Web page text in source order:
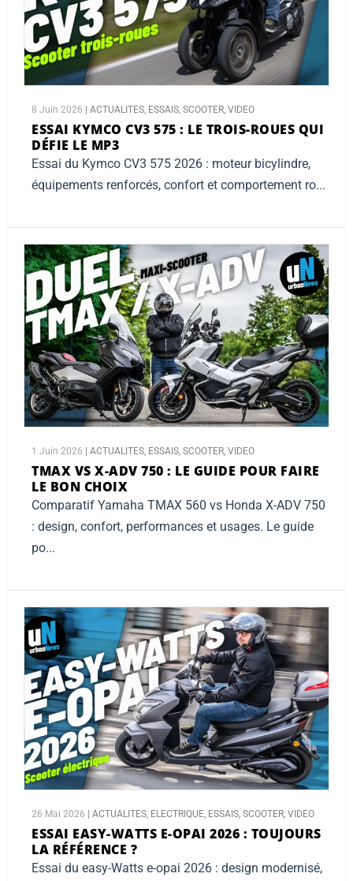
8 Juin 2026 | ACTUALITES ESSAIS SCOOTER VIDEO
ESSAI KYMCO CV3 575 : LE TROIS-ROUES QUI
DÉFIE LE MP3
Essai du Kymco CV3 575 2026 : moteur bicylindre,
équipements renforcés, confort et comportement ro...
1 Juin 2026 ACTUALITES, ESSAIS, SCOOTER, VIDEO
TMAX VS X-ADV 750 : LE GUIDE POUR FAIRE
LE BON CHOIX
Comparatif Yamaha TMAX 560 vs Honda X-ADV 750
: design, confort, performances et usages. Le guide
po...
26 Mai 2026 ACTUALITES, ELECTRIQUE, ESSAIS, SCOOTER, VIDEO
ESSAI EASY-WATTS E-OPAI 2026 : TOUJOURS
LA RÉFÉRENCE ?
Essai du easy-Watts e-opai 2026 : design modernisé,